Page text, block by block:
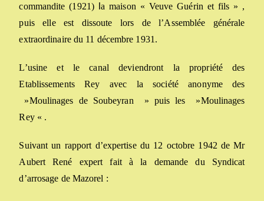
commandite (1921) la maison « Veuve Guérin et fils » ,
puis elle est dissoute lors de l’Assemblée générale
extraordinaire du 11 décembre 1931.
L’usine et le canal deviendront la propriété des
Etablissements Rey avec la société anonyme des
»Moulinages de Soubeyran » puis les »Moulinages
Rey « .
Suivant un rapport d’expertise du 12 octobre 1942 de Mr
Aubert René expert fait à la demande du Syndicat
d’arrosage de Mazorel :